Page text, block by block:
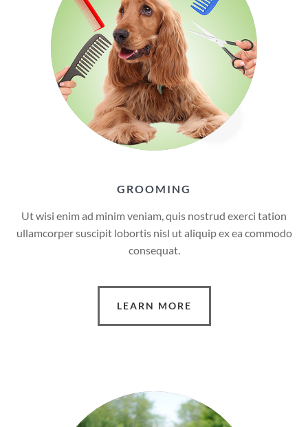
GROOMING
Ut wisi enim ad minim veniam, quis nostrud exerci tation
ullamcorper suscipit lobortis nisl ut aliquip ex ea commodo
consequat.
LEARN MORE